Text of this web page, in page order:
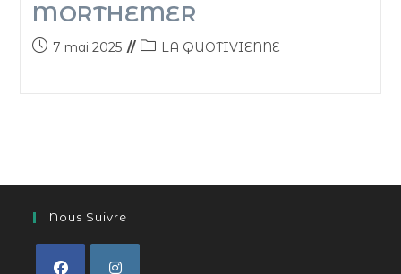
MORTHEMER
7 mai 2025 LA QUOTIVIENNE
Nous Suivre